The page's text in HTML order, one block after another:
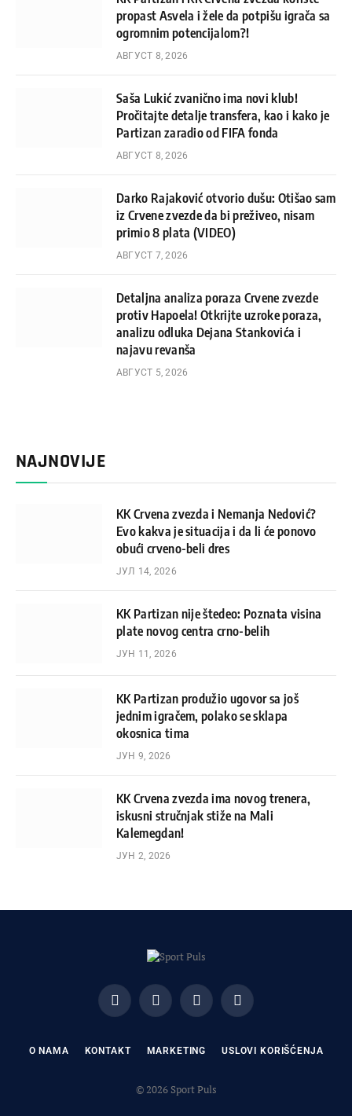
propast Asvela i žele da potpišu igrača sa
ogromnim potencijalom?!
АВГУСТ 8, 2026
Saša Lukić zvanično ima novi klub!
Pročitajte detalje transfera, kao i kako je
Partizan zaradio od FIFA fonda
АВГУСТ 8, 2026
Darko Rajaković otvorio dušu: Otišao sam
iz Crvene zvezde da bi preživeo, nisam
primio 8 plata (VIDEO)
АВГУСТ 7, 2026
Detaljna analiza poraza Crvene zvezde
protiv Hapoela! Otkrijte uzroke poraza,
analizu odluka Dejana Stankovića i
najavu revanša
АВГУСТ 5, 2026
NAJNOVIJE
KK Crvena zvezda i Nemanja Nedović?
Evo kakva je situacija i da li će ponovo
obući crveno-beli dres
ЈУЛ 14, 2026
KK Partizan nije štedeo: Poznata visina
plate novog centra crno-belih
ЈУН 11, 2026
KK Partizan produžio ugovor sa još
jednim igračem, polako se sklapa
okosnica tima
ЈУН 9, 2026
KK Crvena zvezda ima novog trenera,
iskusni stručnjak stiže na Mali
Kalemegdan!
ЈУН 2, 2026
FacebookX
(Twitter)
InstagramPinterest
O NAMA KONTAKT MARKETING USLOVI KORIŠĆENJA
© 2026 Sport Puls